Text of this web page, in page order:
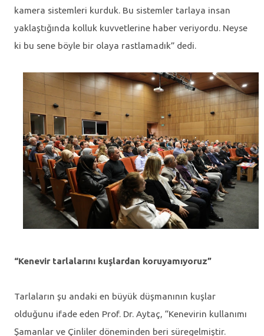
kamera sistemleri kurduk. Bu sistemler tarlaya insan
yaklaştığında kolluk kuvvetlerine haber veriyordu. Neyse
ki bu sene böyle bir olaya rastlamadık” dedi.
“Kenevir tarlalarını kuşlardan koruyamıyoruz”
Tarlaların şu andaki en büyük düşmanının kuşlar
olduğunu ifade eden Prof. Dr. Aytaç, “Kenevirin kullanımı
Şamanlar ve Çinliler döneminden beri süregelmiştir.